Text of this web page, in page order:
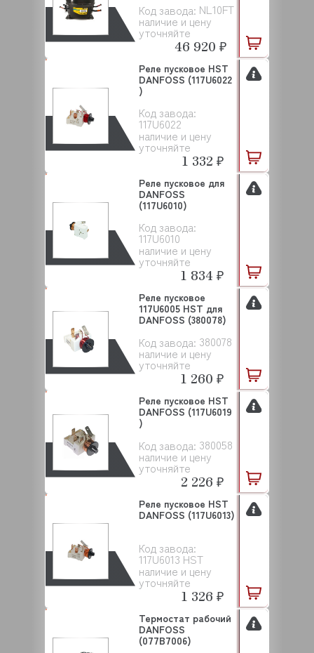
Код завода: NL10FT
наличие и цену
уточняйте
46 920 ₽
Код завода:
117U6022
наличие и цену
уточняйте
Реле пусковое HST
DANFOSS (117U6022
)
1 332 ₽
Код завода:
117U6010
наличие и цену
уточняйте
Реле пусковое для
DANFOSS
(117U6010)
1 834 ₽
Код завода: 380078
наличие и цену
уточняйте
Реле пусковое
117U6005 HST для
DANFOSS (380078)
1 260 ₽
Код завода: 380058
наличие и цену
уточняйте
Реле пусковое HST
DANFOSS (117U6019
)
2 226 ₽
Код завода:
117U6013 HST
наличие и цену
уточняйте
Реле пусковое HST
DANFOSS (117U6013)
1 326 ₽
Термостат рабочий
DANFOSS
(077B7006)